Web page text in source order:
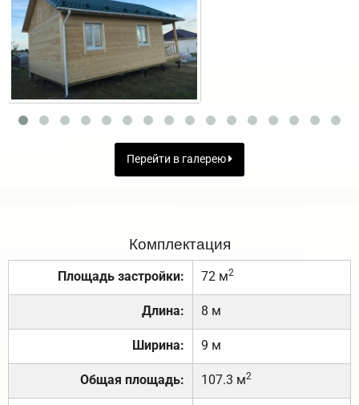
Перейти в галерею
Комплектация
Площадь застройки: 72 м2
Длина: 8 м
Ширина: 9 м
Общая площадь: 107.3 м2